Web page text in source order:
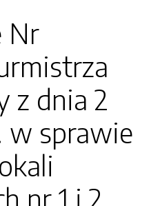
Nr
z dnia 2
w sprawie
nr 1 i 2